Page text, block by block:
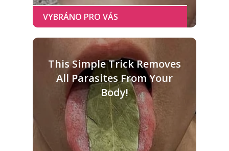
This Simple Trick Removes
All Parasites From Your
Body!